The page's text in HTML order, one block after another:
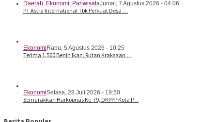
Daerah, Ekonomi, PariwisataJumat, 7 Agustus 2026 - 04:06
PT Astra International Tbk Perkuat Desa …
Ekonomi Rabu, 5 Agustus 2026 - 10:25
Terima 1.500 Benih Ikan, Rutan Kraksaan …
EkonomiSelasa, 28 Juli 2026 - 19:50
Semarakkan Harkopnas Ke-79, DKPPP Kota P…